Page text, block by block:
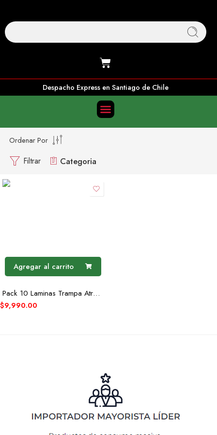
Despacho Express en Santiago de Chile
Filtrar Categoria
Ordenar Por
Agregar al carrito
Pack 10 Laminas Trampa Atrapa Rata Ratón Pegamento
$9,990.00